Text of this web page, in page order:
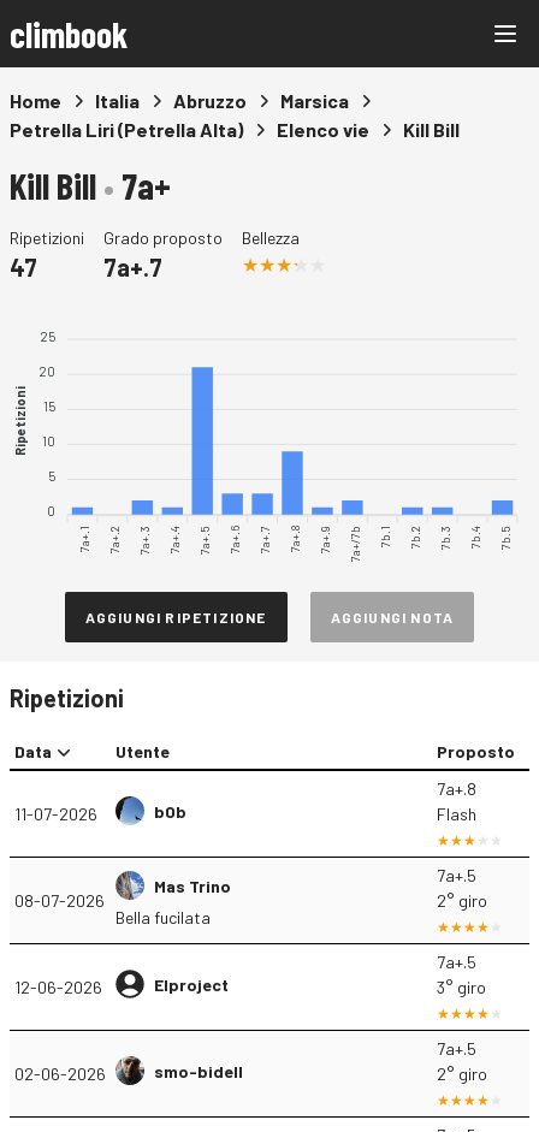
climbook
Home Italia Abruzzo
Marsica
Petrella Liri (Petrella Alta)
Elenco vie Kill Bill
Kill Bill• 7a+
Ripetizioni
47
Grado proposto
7a+.7
Bellezza
25
20
15
10
5
0
Ripetizioni
7a+.1 7a+.2 7a+.3 7a+.4 7a+.5 7a+.6 7a+.7 7a+.8 7a+.9 7a+/7b 7b.1 7b.2 7b.3 7b.4 7b.5
AGGIUNGI RIPETIZIONE AGGIUNGI NOTA
Ripetizioni
Data Utente Proposto
11-07-2026 b0b
7a+.8
Flash
08-07-2026
Mas Trino
Bella fucilata
7a+.5
2° giro
12-06-2026 Elproject
7a+.5
3° giro
02-06-2026 smo-bidell
7a+.5
2° giro